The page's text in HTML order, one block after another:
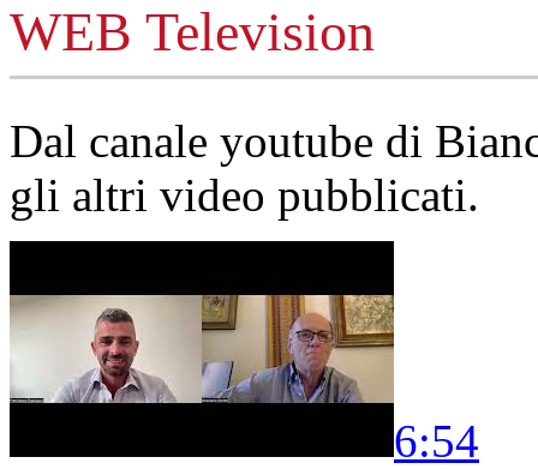
WEB Television
Dal canale youtube di
gli altri video pubblicati.
6:54